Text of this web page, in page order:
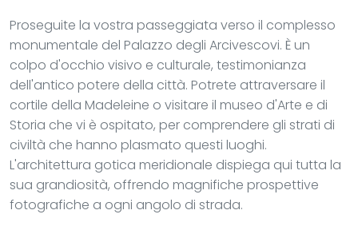
Proseguite la vostra passeggiata verso il complesso
monumentale del Palazzo degli Arcivescovi. È un
colpo d'occhio visivo e culturale, testimonianza
dell'antico potere della città. Potrete attraversare il
cortile della Madeleine o visitare il museo d'Arte e di
Storia che vi è ospitato, per comprendere gli strati di
civiltà che hanno plasmato questi luoghi.
L'architettura gotica meridionale dispiega qui tutta la
sua grandiosità, offrendo magnifiche prospettive
fotografiche a ogni angolo di strada.